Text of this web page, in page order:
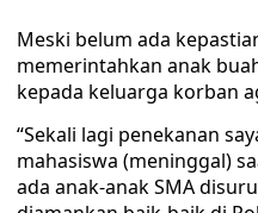
Meski belum ada
memerintahkan anak
kepada keluarga korban
“Sekali lagi penekanan
mahasiswa (meninggal)
ada anak-anak SMA